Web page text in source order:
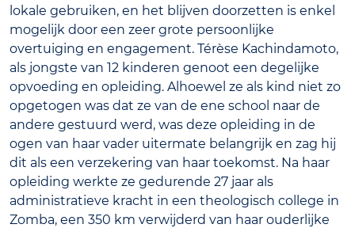
lokale gebruiken, en het blijven doorzetten is enkel
mogelijk door een zeer grote persoonlijke
overtuiging en engagement. Térèse Kachindamoto,
als jongste van 12 kinderen genoot een degelijke
opvoeding en opleiding. Alhoewel ze als kind niet zo
opgetogen was dat ze van de ene school naar de
andere gestuurd werd, was deze opleiding in de
ogen van haar vader uitermate belangrijk en zag hij
dit als een verzekering van haar toekomst. Na haar
opleiding werkte ze gedurende 27 jaar als
administratieve kracht in een theologisch college in
Zomba, een 350 km verwijderd van haar ouderlijke